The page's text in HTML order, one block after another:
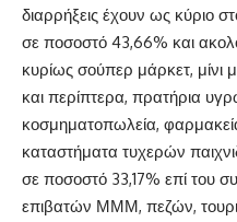
διαρρήξεις έχουν ως κύριο
σε ποσοστό 43,66% και
κυρίως σούπερ μάρκετ, μίνι
και περίπτερα, πρατήρια
κοσμηματοπωλεία,
καταστήματα τυχερών
σε ποσοστό 33,17% επί του
επιβατών ΜΜΜ, πεζών,